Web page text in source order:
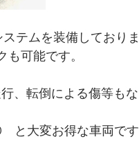
テムを装備しており
可能です。
、転倒による傷等も
と大変お得な車両で